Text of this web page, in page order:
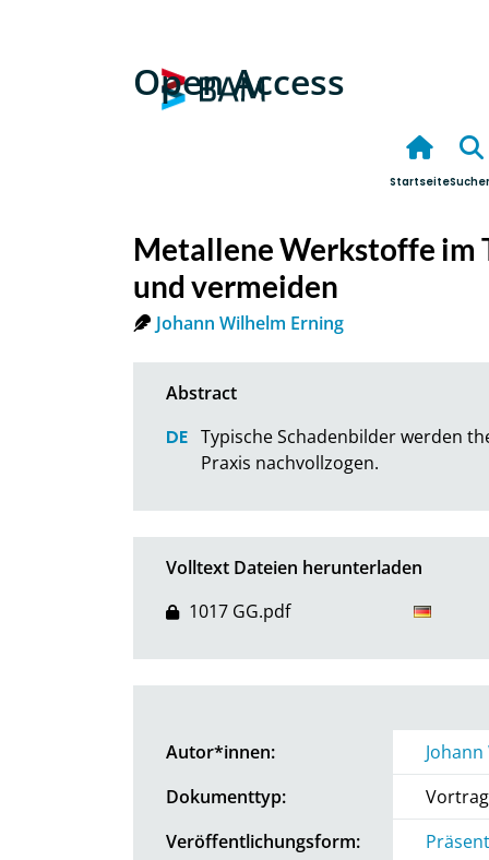
Open Access
Startseite
Metallene Werkstoffe im
und vermeiden
Johann Wilhelm Erning
Typische Schadenbilder werden
Praxis nachvollzogen.
Volltext Dateien herunterladen
1017 GG.pdf
Autor*innen:
Dokumenttyp:
Vortrag
Veröffentlichungsform: